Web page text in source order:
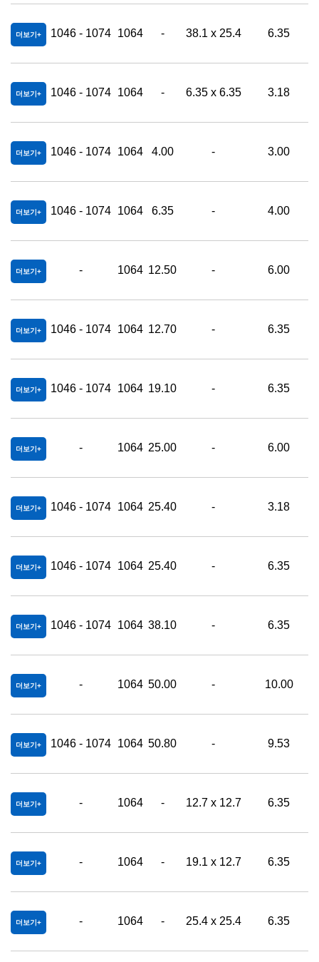
더보기 1046 - 1074 1064 - 38.1 x 25.4 6.35
더보기 1046 - 1074 1064 - 6.35 x 6.35 3.18
더보기 1046 - 1074 1064 4.00 - 3.00
더보기 1046 - 1074 1064 6.35 - 4.00
더보기 - 1064 12.50 - 6.00
더보기 1046 - 1074 1064 12.70 - 6.35
더보기 1046 - 1074 1064 19.10 - 6.35
더보기 - 1064 25.00 - 6.00
더보기 1046 - 1074 1064 25.40 - 3.18
더보기 1046 - 1074 1064 25.40 - 6.35
더보기 1046 - 1074 1064 38.10 - 6.35
더보기 - 1064 50.00 - 10.00
더보기 1046 - 1074 1064 50.80 - 9.53
더보기 - 1064 - 12.7 x 12.7 6.35
더보기 - 1064 - 19.1 x 12.7 6.35
더보기 - 1064 - 25.4 x 25.4 6.35